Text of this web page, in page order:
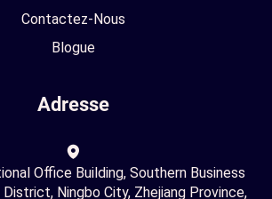
Contactez-Nous
Blogue
Adresse
Office Building, Southern Business
Ningbo City, Zhejiang Province,